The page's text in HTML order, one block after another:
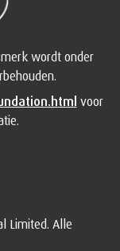
wordt onder
voor
Limited. Alle